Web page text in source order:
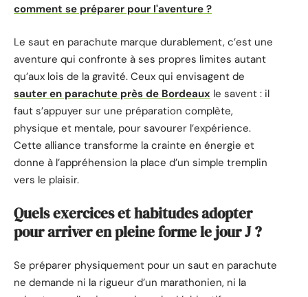
comment se préparer pour l'aventure ?
Le saut en parachute marque durablement, c’est une
aventure qui confronte à ses propres limites autant
qu’aux lois de la gravité. Ceux qui envisagent de
sauter en parachute près de Bordeaux le savent : il
faut s’appuyer sur une préparation complète,
physique et mentale, pour savourer l’expérience.
Cette alliance transforme la crainte en énergie et
donne à l’appréhension la place d’un simple tremplin
vers le plaisir.
Quels exercices et habitudes adopter
pour arriver en pleine forme le jour J ?
Se préparer physiquement pour un saut en parachute
ne demande ni la rigueur d’un marathonien, ni la